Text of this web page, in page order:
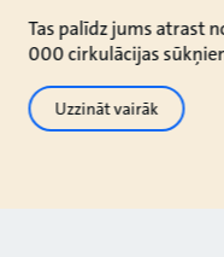
Tas palīdz jums atrast
000 cirkulācijas
Uzzināt vairāk